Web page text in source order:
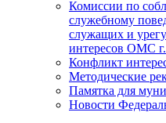
Комиссии по
служебному
служащих и
интересов ОМС
Конфликт
Методические
Памятка для
Новости